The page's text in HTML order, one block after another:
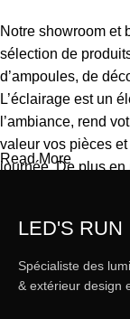
Notre showroom et
sélection de
d’ampoules, de
L’éclairage est un
l’ambiance, rend
valeur vos pièces
journée. De plus
besoins. Notre
L’éclairage
Read More
LED'S RUN
Spécialiste des
& extérieur design